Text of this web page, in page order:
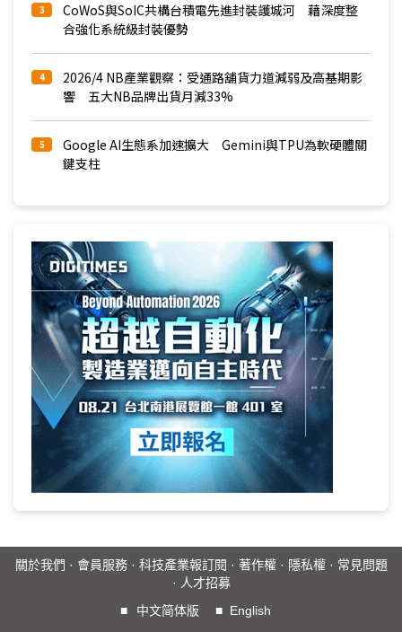
3
CoWoS與SoIC共構台積電先進封裝護城河 藉深度整
合強化系統級封裝優勢
4
2026/4 NB產業觀察：受通路舖貨力道減弱及高基期影
響 五大NB品牌出貨月減33%
5
Google AI生態系加速擴大 Gemini與TPU為軟硬體關
鍵支柱
關於我們 · 會員服務· 科技產業報訂閱 · 著作權· 隱私權· 常見問題
· 人才招募
■
中文简体版 ■ English